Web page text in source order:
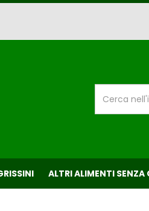
Prodotto
ALTRI ALIMENTI SENZA